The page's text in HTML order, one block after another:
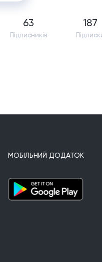
63
Підпиcників
187
МОБІЛЬНИЙ ДОДАТОК